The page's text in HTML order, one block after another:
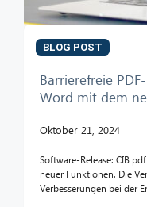
BLOG POST
Barrierefreie
Word mit dem
Oktober 21, 2024
Software-Release: CIB
neuer Funktionen. Die
Verbesserungen bei der